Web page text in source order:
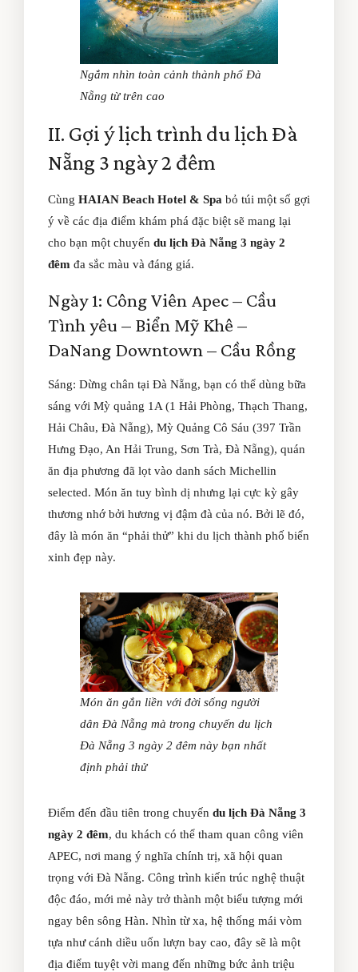
Ngắm nhìn toàn cảnh thành phố Đà
Nẵng từ trên cao
II. Gợi ý lịch trình du lịch Đà
Nẵng 3 ngày 2 đêm
Cùng HAIAN Beach Hotel & Spa bỏ túi một số gợi
ý về các địa điểm khám phá đặc biệt sẽ mang lại
cho bạn một chuyến du lịch Đà Nẵng 3 ngày 2
đêm đa sắc màu và đáng giá.
Ngày 1: Công Viên Apec – Cầu
Tình yêu – Biển Mỹ Khê –
DaNang Downtown – Cầu Rồng
Sáng: Dừng chân tại Đà Nẵng, bạn có thể dùng bữa
sáng với Mỳ quảng 1A (1 Hải Phòng, Thạch Thang,
Hải Châu, Đà Nẵng), Mỳ Quảng Cô Sáu (397 Trần
Hưng Đạo, An Hải Trung, Sơn Trà, Đà Nẵng), quán
ăn địa phương đã lọt vào danh sách Michellin
selected. Món ăn tuy bình dị nhưng lại cực kỳ gây
thương nhớ bởi hương vị đậm đà của nó. Bởi lẽ đó,
đây là món ăn “phải thử” khi du lịch thành phố biển
xinh đẹp này.
Món ăn gắn liền với đời sống người
dân Đà Nẵng mà trong chuyến du lịch
Đà Nẵng 3 ngày 2 đêm này bạn nhất
định phải thử
Điểm đến đầu tiên trong chuyến du lịch Đà Nẵng 3
ngày 2 đêm, du khách có thể tham quan công viên
APEC, nơi mang ý nghĩa chính trị, xã hội quan
trọng với Đà Nẵng. Công trình kiến trúc nghệ thuật
độc đáo, mới mẻ này trở thành một biểu tượng mới
ngay bên sông Hàn. Nhìn từ xa, hệ thống mái vòm
tựa như cánh diều uốn lượn bay cao, đây sẽ là một
địa điểm tuyệt vời mang đến những bức ảnh triệu